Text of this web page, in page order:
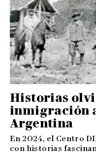
Historias
inmigración
Argentina
En 2024, el Centro
con historias